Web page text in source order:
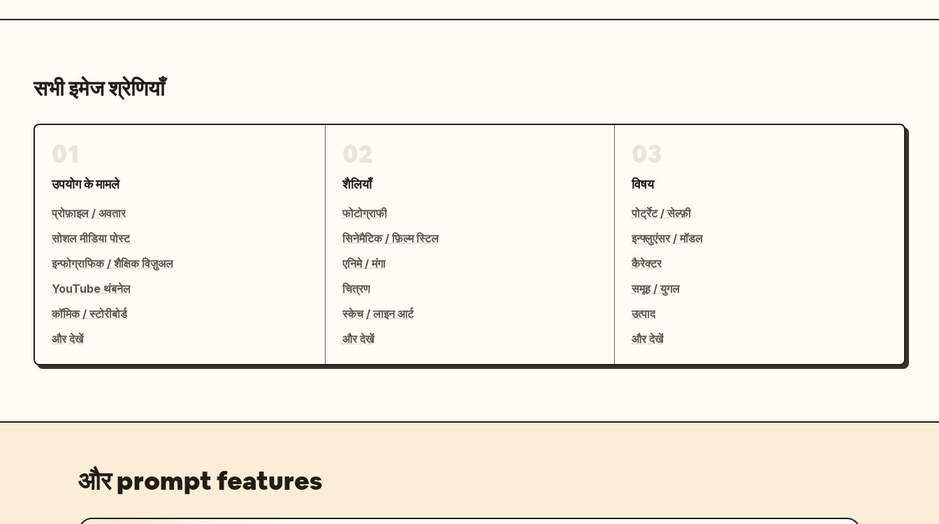
सभी इमेज श्रेणियाँ
उपयोग के मामले
प्रोफ़ाइल / अवतार
सोशल मीडिया पोस्ट
इन्फोग्राफिक / शैक्षिक विज़ुअल
YouTube थंबनेल
कॉमिक / स्टोरीबोर्ड
और देखें
शैलियाँ
फोटोग्राफी
सिनेमैटिक / फ़िल्म स्टिल
एनिमे / मंगा
चित्रण
स्केच / लाइन आर्ट
और देखें
विषय
पोर्ट्रेट / सेल्फ़ी
इन्फ्लुएंसर / मॉडल
कैरेक्टर
समूह / युगल
उत्पाद
और देखें
और prompt features